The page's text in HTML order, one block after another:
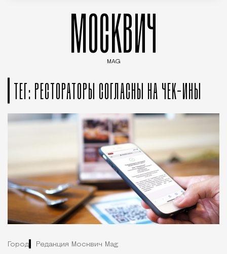
МОСКВИЧ
MAG
ТЕГ: РЕСТОРАТОРЫ СОГЛАСНЫ НА ЧЕК-ИНЫ
Город Редакция Москвич Mag